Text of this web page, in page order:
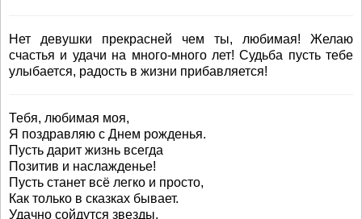
Нет девушки прекрасней чем ты, любимая! Желаю
счастья и удачи на много-много лет! Судьба пусть тебе
улыбается, радость в жизни прибавляется!
Тебя, любимая моя,
Я поздравляю с Днем рожденья.
Пусть дарит жизнь всегда
Позитив и наслажденье!
Пусть станет всё легко и просто,
Как только в сказках бывает.
Удачно сойдутся звезды,